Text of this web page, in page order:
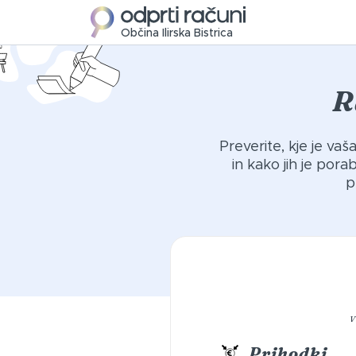
Občina Ilirska Bistrica
Preverite, kje je
in kako jih je